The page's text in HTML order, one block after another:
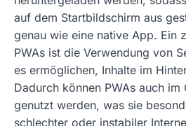
auf dem Startbildschirm aus
genau wie eine native App. Ein
PWAs ist die Verwendung von
es ermöglichen, Inhalte im
Dadurch können PWAs auch
genutzt werden, was sie
schlechter oder instabiler